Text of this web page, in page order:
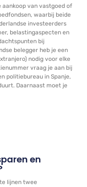
van vastgoed of
waarbij beide
investeerders
belastingaspecten en
bij
belegger heb je een
nodig voor elke
vraag je aan bij
politiebureau in Spanje,
Daarnaast moet je
en
lijnen twee